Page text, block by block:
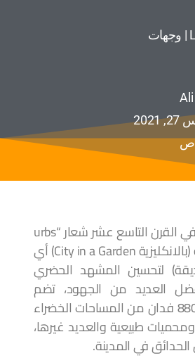
Lifestyle | وجهات
اعتمدت شيكاغو في القرن التاسع عشر شعار “urbs
in horto” باللاتينية (بالانكليزية City in a Garden) أي
لتحسين المشهد الحضري
العديد من الجهود، تضم
شيكاغو حوالي 8800 فدان من المساحات الخضراء
طبيعية والعديد غيرها،
في المدينة.